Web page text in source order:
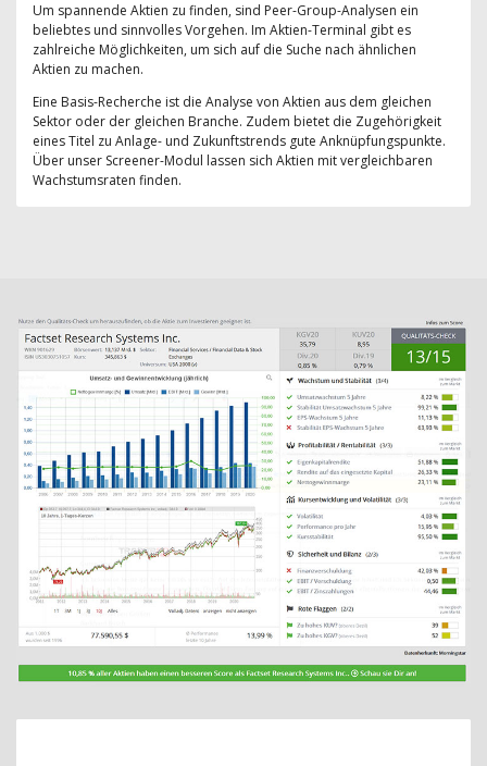
Um spannende Aktien zu finden, sind Peer-Group-Analysen ein
beliebtes und sinnvolles Vorgehen. Im Aktien-Terminal gibt es
zahlreiche Möglichkeiten, um sich auf die Suche nach ähnlichen
Aktien zu machen.
Eine Basis-Recherche ist die Analyse von Aktien aus dem gleichen
Sektor oder der gleichen Branche. Zudem bietet die Zugehörigkeit
eines Titel zu Anlage- und Zukunftstrends gute Anknüpfungspunkte.
Über unser Screener-Modul lassen sich Aktien mit vergleichbaren
Wachstumsraten finden.